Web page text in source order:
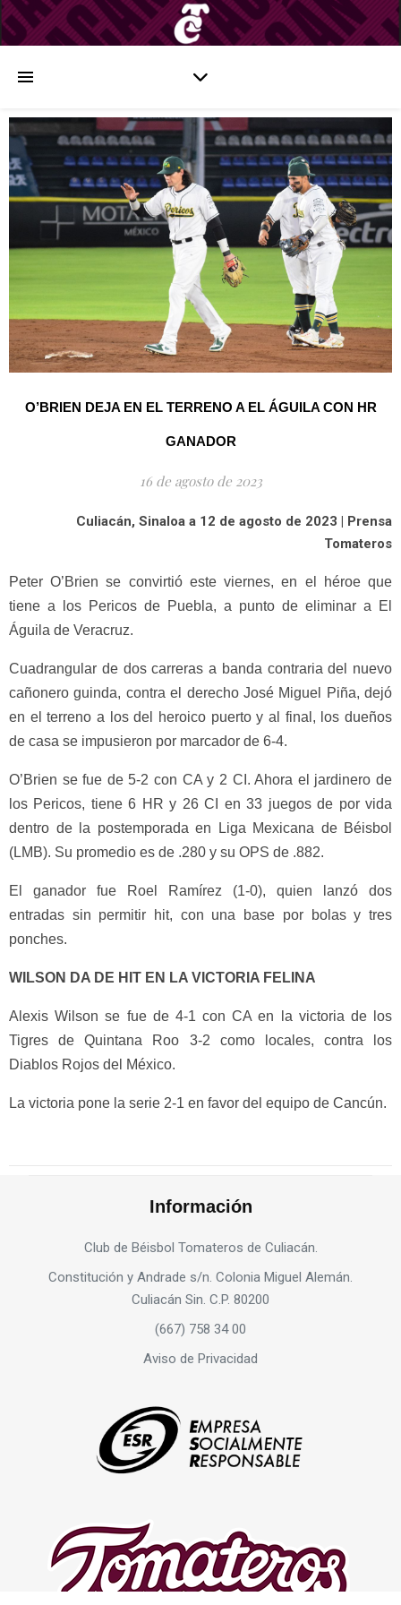
O’BRIEN DEJA EN EL TERRENO A EL ÁGUILA CON HR
GANADOR
16 de agosto de 2023
Culiacán, Sinaloa a 12 de agosto de 2023 | Prensa
Tomateros
Peter O’Brien se convirtió este viernes, en el héroe que
tiene a los Pericos de Puebla, a punto de eliminar a El
Águila de Veracruz.
Cuadrangular de dos carreras a banda contraria del nuevo
cañonero guinda, contra el derecho José Miguel Piña, dejó
en el terreno a los del heroico puerto y al final, los dueños
de casa se impusieron por marcador de 6-4.
O’Brien se fue de 5-2 con CA y 2 CI. Ahora el jardinero de
los Pericos, tiene 6 HR y 26 CI en 33 juegos de por vida
dentro de la postemporada en Liga Mexicana de Béisbol
(LMB). Su promedio es de .280 y su OPS de .882.
El ganador fue Roel Ramírez (1-0), quien lanzó dos
entradas sin permitir hit, con una base por bolas y tres
ponches.
WILSON DA DE HIT EN LA VICTORIA FELINA
Alexis Wilson se fue de 4-1 con CA en la victoria de los
Tigres de Quintana Roo 3-2 como locales, contra los
Diablos Rojos del México.
La victoria pone la serie 2-1 en favor del equipo de Cancún.
Información
Club de Béisbol Tomateros de Culiacán.
Constitución y Andrade s/n. Colonia Miguel Alemán.
Culiacán Sin. C.P. 80200
(667) 758 34 00
Aviso de Privacidad